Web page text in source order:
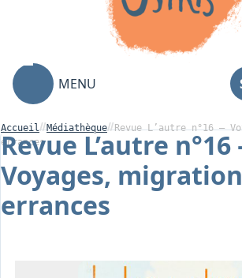
MENU
Association
Centre de Soin
Accueil Médiathèque
Revue L’autre n°16 –
errances
Revue L’autre n°16
Voyages,
errances